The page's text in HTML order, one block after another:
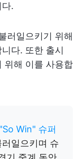
.
러일으키기 위해
다. 또한 출시
위해 이를 사용합
Win" 슈퍼
일으키며 슈